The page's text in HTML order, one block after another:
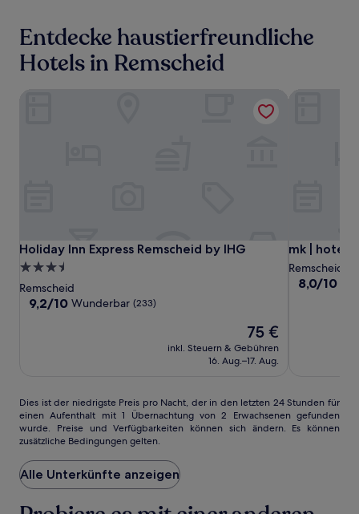
24 Stunden
für
einen
sich
ändern.
Es
können
zusätzliche
Bedingungen
Entdecke haustierfreundliche
Hotels in Remscheid
Holiday
Inn
Express
Remscheid
Holiday
Inn
Express
Holiday Inn Express Remscheid by IHG
Holiday Inn Express Remscheid by IHG
3.5-
Sterne-
Unterkunft
Remscheid
9.2
9,2/10 Wunderbar (233)
Der
Preis
beträgt
75 €
inkl. Steuern & Gebühren
16. Aug.–17. Aug.
mk
|
hotel
mk | hotel
mk | hotel
Remscheid
8.0
8,0/10
Dies
ist
der
niedrigste
Preis
pro
Nacht,
der
Dies ist der niedrigste Preis pro Nacht, der in den letzten 24 Stunden für
einen Aufenthalt mit 1 Übernachtung von 2 Erwachsenen gefunden
wurde. Preise und Verfügbarkeiten können sich ändern. Es können
zusätzliche Bedingungen gelten.
Alle Unterkünfte anzeigen